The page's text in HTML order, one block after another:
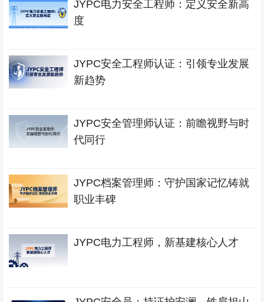
JYPC电力安全工程师：定义安全新高
度
JYPC安全工程师认证：引领专业发展
新趋势
JYPC安全管理师认证：前瞻视野与时
代同行
JYPC档案管理师：守护国家记忆铸就
职业丰碑
JYPC电力工程师，新基建核心人才